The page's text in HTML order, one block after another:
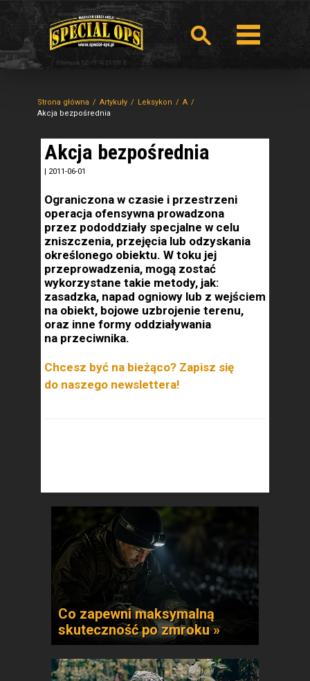
Strona główna Artykuły Leksykon
A
Akcja bezpośrednia
Akcja bezpośrednia
| 2011-06-01
Ograniczona w czasie i przestrzeni
operacja ofensywna prowadzona
przez pododdziały specjalne w celu
zniszczenia, przejęcia lub odzyskania
określonego obiektu. W toku jej
przeprowadzenia, mogą zostać
wykorzystane takie metody, jak:
zasadzka, napad ogniowy lub z wejściem
na obiekt, bojowe uzbrojenie terenu,
oraz inne formy oddziaływania
na przeciwnika.
Chcesz być na bieżąco? Zapisz się
do naszego newslettera!
Co zapewni maksymalną
skuteczność po zmroku »